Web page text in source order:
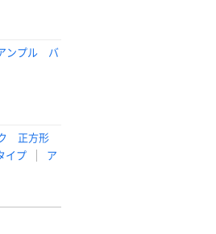
ンプル バ
正方形
イプ
ア